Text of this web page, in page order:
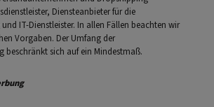
Diensteanbieter für die
IT-Dienstleister. In allen Fällen beachten wir
Vorgaben. Der Umfang der
beschränkt sich auf ein Mindestmaß.